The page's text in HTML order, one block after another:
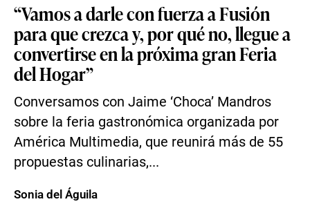
“Vamos a darle con fuerza a Fusión
para que crezca y, por qué no, llegue a
convertirse en la próxima gran Feria
del Hogar”
Conversamos con Jaime ‘Choca’ Mandros
sobre la feria gastronómica organizada por
América Multimedia, que reunirá más de 55
propuestas culinarias,...
Sonia del Águila